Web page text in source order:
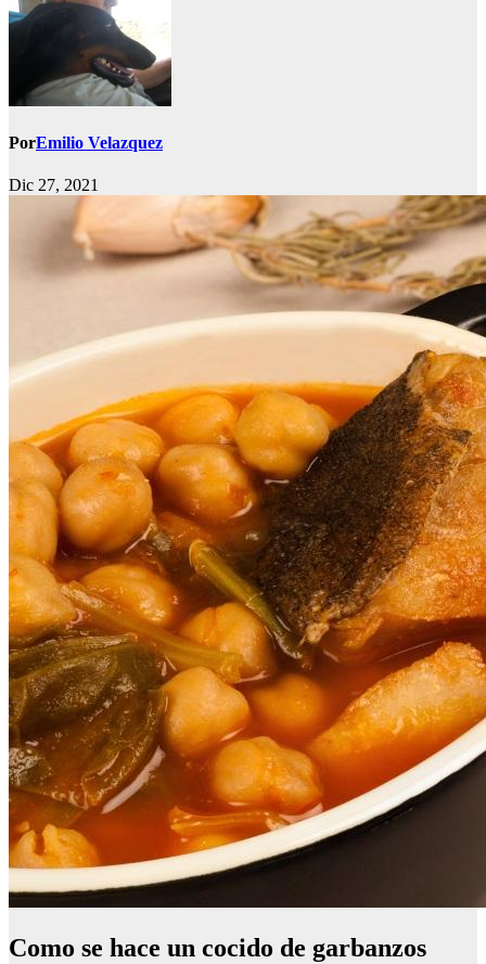
PorEmilio Velazquez
Dic 27, 2021
Como se hace un cocido de garbanzos